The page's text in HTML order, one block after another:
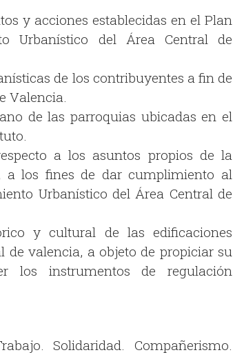
y acciones establecidas en el Plan
Urbanístico del Área Central de
de los contribuyentes a fin de
Valencia.
de las parroquias ubicadas en el
a los asuntos propios de la
a los fines de dar cumplimiento al
Urbanístico del Área Central de
y cultural de las edificaciones
de valencia, a objeto de propiciar su
los instrumentos de regulación
Solidaridad. Compañerismo.